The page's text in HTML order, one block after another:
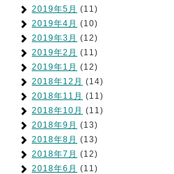
2019年5月 (11)
2019年4月 (10)
2019年3月 (12)
2019年2月 (11)
2019年1月 (12)
2018年12月 (14)
2018年11月 (11)
2018年10月 (11)
2018年9月 (13)
2018年8月 (13)
2018年7月 (12)
2018年6月 (11)